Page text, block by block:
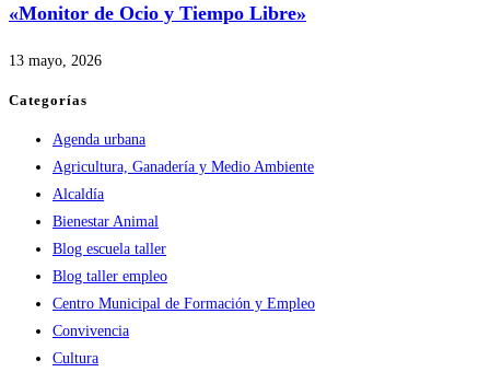
«Monitor de Ocio y Tiempo Libre»
13 mayo, 2026
Categorías
Agenda urbana
Agricultura, Ganadería y Medio Ambiente
Alcaldía
Bienestar Animal
Blog escuela taller
Blog taller empleo
Centro Municipal de Formación y Empleo
Convivencia
Cultura